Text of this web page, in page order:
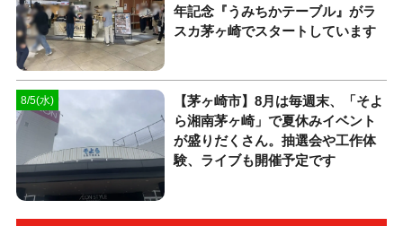
年記念『うみちかテーブル』がラ
スカ茅ヶ崎でスタートしています
8/5(水)
【茅ヶ崎市】8月は毎週末、「そよ
ら湘南茅ヶ崎」で夏休みイベント
が盛りだくさん。抽選会や工作体
験、ライブも開催予定です